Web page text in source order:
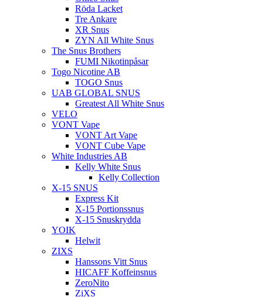
Röda Lacket
Tre Ankare
XR Snus
ZYN All White Snus
The Snus Brothers
FUMI Nikotinpåsar
Togo Nicotine AB
TOGO Snus
UAB GLOBAL SNUS
Greatest All White Snus
VELO
VONT Vape
VONT Art Vape
VONT Cube Vape
White Industries AB
Kelly White Snus
Kelly Collection
X-15 SNUS
Express Kit
X-15 Portionssnus
X-15 Snuskrydda
YOIK
Helwit
ZIXS
Hanssons Vitt Snus
HICAFF Koffeinsnus
ZeroNito
ZiXS